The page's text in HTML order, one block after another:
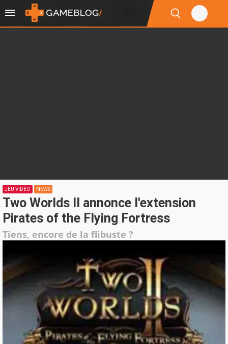
JEU VIDÉO NEWS
Two Worlds II annonce l'extension
Pirates of the Flying Fortress
Tiens, encore de la flibuste ?